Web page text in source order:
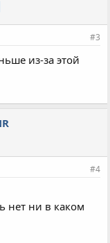
#3
из-за этой
#4
нет ни в каком